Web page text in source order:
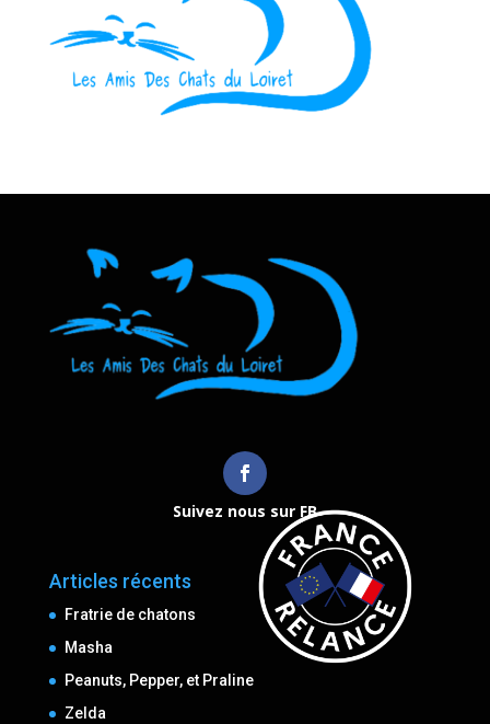
Suivez nous sur FB
Articles récents
Fratrie de chatons
Masha
Peanuts, Pepper, et Praline
Zelda